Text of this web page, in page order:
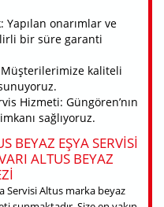
onarımlar ve
bir süre garanti
Müşterilerimize kaliteli
Hizmeti: Güngören’nın
sağlıyoruz.
BEYAZ EŞYA SERVISI
ALTUS BEYAZ
Servisi Altus marka beyaz